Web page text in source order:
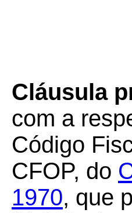
Cláusula
com a
Código
CFOP, do
1970, que